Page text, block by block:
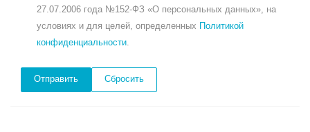
27.07.2006 года №152-ФЗ «О персональных данных», на
условиях и для целей, определенных Политикой
конфиденциальности.
Сбросить